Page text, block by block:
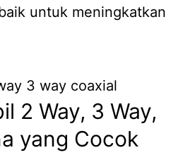
untuk meningkatkan
2 Way, 3 Way,
yang Cocok